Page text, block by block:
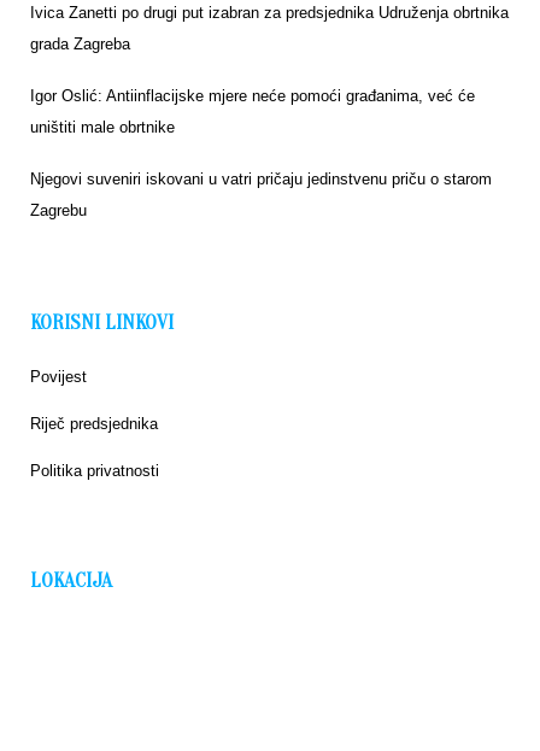
Ivica Zanetti po drugi put izabran za predsjednika Udruženja obrtnika
grada Zagreba
Igor Oslić: Antiinflacijske mjere neće pomoći građanima, već će
uništiti male obrtnike
Njegovi suveniri iskovani u vatri pričaju jedinstvenu priču o starom
Zagrebu
KORISNI LINKOVI
Povijest
Riječ predsjednika
Politika privatnosti
LOKACIJA